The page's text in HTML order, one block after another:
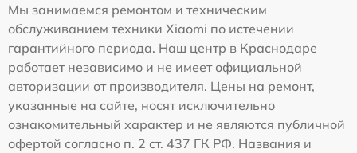
Мы занимаемся ремонтом и техническим
обслуживанием техники Xiaomi по истечении
гарантийного периода. Наш центр в Краснодаре
работает независимо и не имеет официальной
авторизации от производителя. Цены на ремонт,
указанные на сайте, носят исключительно
ознакомительный характер и не являются публичной
офертой согласно п. 2 ст. 437 ГК РФ. Названия и